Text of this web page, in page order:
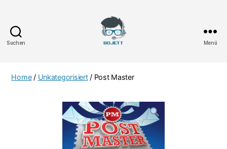
Suchen Menü
Home/ Unkategorisiert/ Post Master